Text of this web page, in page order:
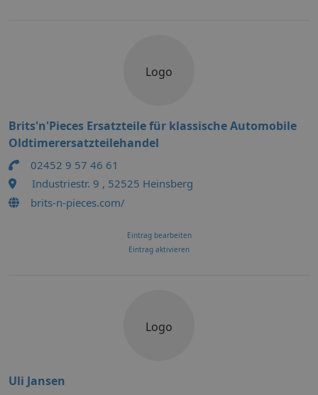
Logo
Brits'n'Pieces Ersatzteile für klassische Automobile
Oldtimerersatzteilehandel
02452 9 57 46 61
Industriestr. 9 , 52525 Heinsberg
brits-n-pieces.com/
Eintrag bearbeiten
Eintrag aktivieren
Logo
Uli Jansen